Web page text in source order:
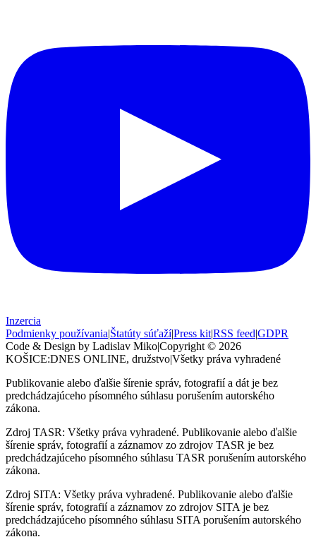
Inzercia
Podmienky používania|Štatúty súťaží|Press kit|RSS feed|GDPR
Code & Design by Ladislav Miko|Copyright © 2026
KOŠICE:DNES ONLINE, družstvo|Všetky práva vyhradené
Publikovanie alebo ďalšie šírenie správ, fotografií a dát je bez
predchádzajúceho písomného súhlasu porušením autorského
zákona.
Zdroj TASR: Všetky práva vyhradené. Publikovanie alebo ďalšie
šírenie správ, fotografií a záznamov zo zdrojov TASR je bez
predchádzajúceho písomného súhlasu TASR porušením autorského
zákona.
Zdroj SITA: Všetky práva vyhradené. Publikovanie alebo ďalšie
šírenie správ, fotografií a záznamov zo zdrojov SITA je bez
predchádzajúceho písomného súhlasu SITA porušením autorského
zákona.